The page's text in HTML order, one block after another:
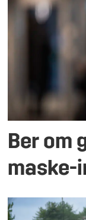
Ber om
maske-